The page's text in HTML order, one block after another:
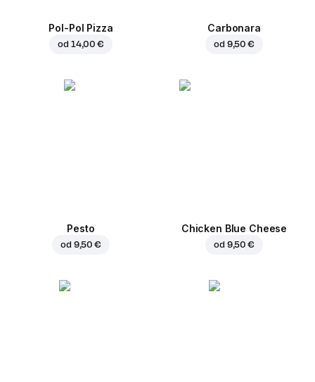
Pol-Pol Pizza
od 14,00 €
Carbonara
od 9,50 €
Pesto
od 9,50 €
Chicken Blue Cheese
od 9,50 €